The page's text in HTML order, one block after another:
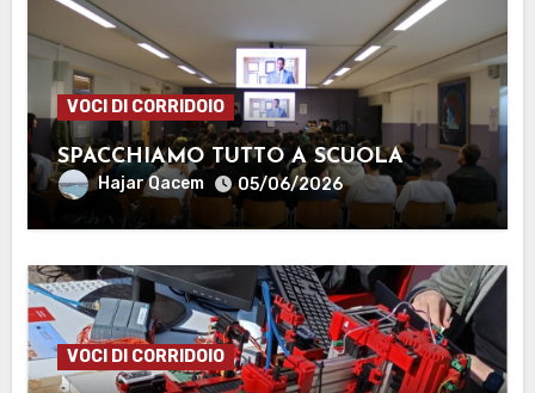
VOCI DI CORRIDOIO
SPACCHIAMO TUTTO A SCUOLA
Hajar Qacem 05/06/2026
VOCI DI CORRIDOIO